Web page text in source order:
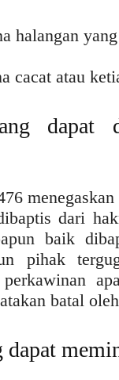
halangan
cacat atau
dapat
dari
baik
pihak
batal
dapat